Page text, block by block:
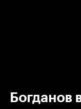
Богданов